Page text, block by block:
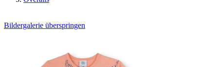
Bildergalerie überspringen